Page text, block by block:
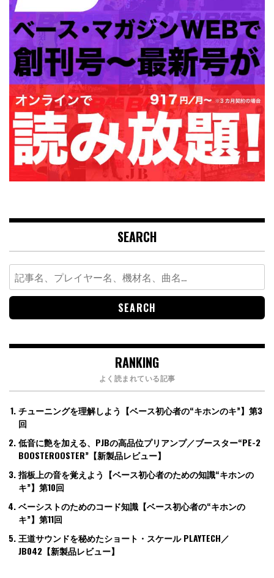
SEARCH
Search
for:
RANKING
よく読まれている記事
チューニングを理解しよう【ベース初心者の“キホンのキ”】第3
回
低音に艶を加える、PJBの高品位プリアンプ／ブースター“PE-2
BOOSTEROOSTER”【新製品レビュー】
指板上の音を覚えよう【ベース初心者のための知識“キホンの
キ”】第10回
ベーシストのためのコード知識【ベース初心者の“キホンの
キ”】第11回
王道サウンドを秘めたショート・スケール PLAYTECH／
JB042【新製品レビュー】